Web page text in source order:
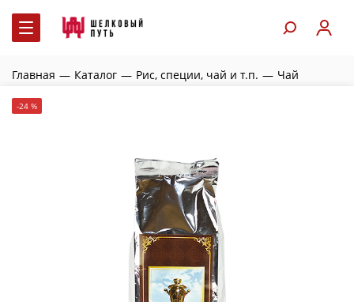
Главная — Каталог — Рис, специи, чай и т.п. — Чай
-24 %